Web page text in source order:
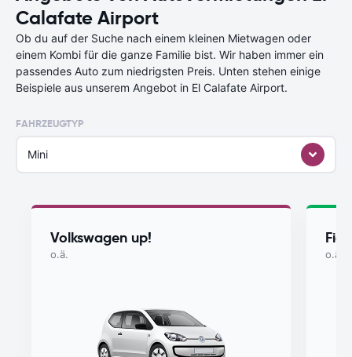
Calafate Airport
Ob du auf der Suche nach einem kleinen Mietwagen oder
einem Kombi für die ganze Familie bist. Wir haben immer ein
passendes Auto zum niedrigsten Preis. Unten stehen einige
Beispiele aus unserem Angebot in El Calafate Airport.
FAHRZEUGTYP
Mini
Volkswagen up!
o.ä. o.ä.